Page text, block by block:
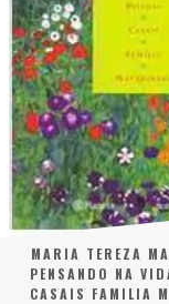
MARIA TEREZA
PENSANDO NA
CASAIS FAMILIA